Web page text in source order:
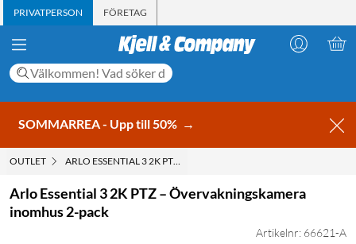
PRIVATPERSON FÖRETAG
SOMMARREA - Upp till 50% →
OUTLET ARLO ESSENTIAL 3 2K PTZ – ÖVERVAKNINGSKAMERA INOMHUS
Arlo Essential 3 2K PTZ – Övervakningskamera
inomhus 2-pack
Artikelnr: 66621-A